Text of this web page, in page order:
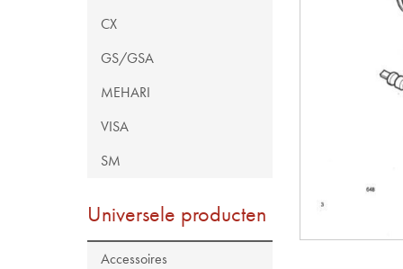
CX
GS/GSA
MEHARI
VISA
SM
Universele producten
Accessoires